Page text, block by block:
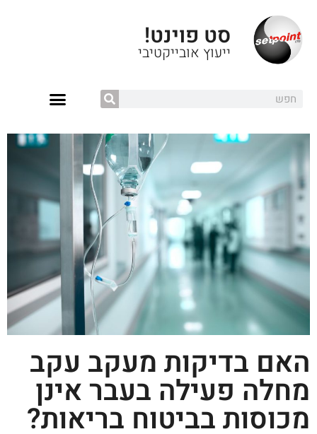
סט פוינט!
ייעוץ אובייקטיבי
האם בדיקות מעקב עקב
מחלה פעילה בעבר אינן
מכוסות בביטוח בריאות?